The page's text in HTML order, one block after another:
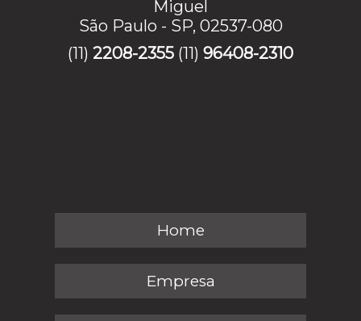
Miguel
São Paulo - SP, 02537-080
(11) 2208-2355 (11) 96408-2310
Home
Empresa